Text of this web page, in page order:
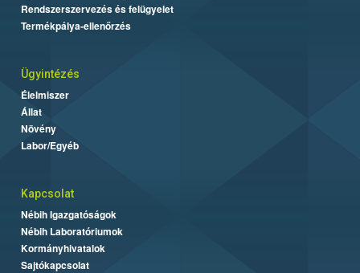
Rendszerszervezés és felügyelet
Termékpálya-ellenőrzés
Ügyintézés
Élelmiszer
Állat
Növény
Labor/Egyéb
Kapcsolat
Nébih Igazgatóságok
Nébih Laboratóriumok
Kormányhivatalok
Sajtókapcsolat